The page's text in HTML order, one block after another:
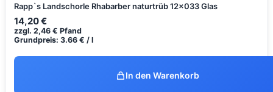
Rapp`s Landschorle Rhabarber naturtrüb 12x033 Glas
14,20€
zzgl. 2,46 € Pfand
Grundpreis: 3.66 € / l
In den Warenkorb